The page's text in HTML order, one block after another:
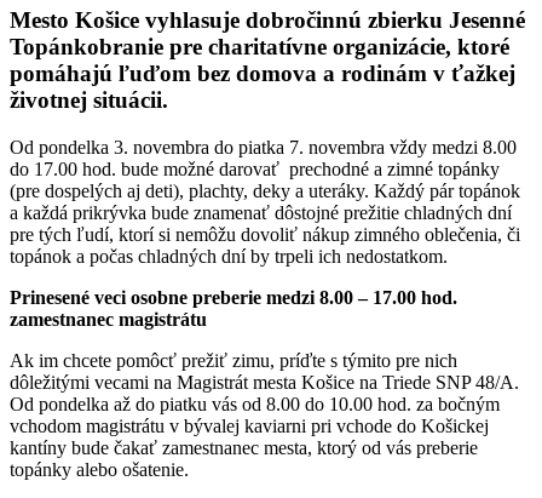
Mesto Košice vyhlasuje dobročinnú zbierku Jesenné
Topánkobranie pre charitatívne organizácie, ktoré
pomáhajú ľuďom bez domova a rodinám v ťažkej
životnej situácii.
Od pondelka 3. novembra do piatka 7. novembra vždy medzi 8.00
do 17.00 hod. bude možné darovať prechodné a zimné topánky
(pre dospelých aj deti), plachty, deky a uteráky. Každý pár topánok
a každá prikrývka bude znamenať dôstojné prežitie chladných dní
pre tých ľudí, ktorí si nemôžu dovoliť nákup zimného oblečenia, či
topánok a počas chladných dní by trpeli ich nedostatkom.
Prinesené veci osobne preberie medzi 8.00 – 17.00 hod.
zamestnanec magistrátu
Ak im chcete pomôcť prežiť zimu, príďte s týmito pre nich
dôležitými vecami na Magistrát mesta Košice na Triede SNP 48/A.
Od pondelka až do piatku vás od 8.00 do 10.00 hod. za bočným
vchodom magistrátu v bývalej kaviarni pri vchode do Košickej
kantíny bude čakať zamestnanec mesta, ktorý od vás preberie
topánky alebo ošatenie.